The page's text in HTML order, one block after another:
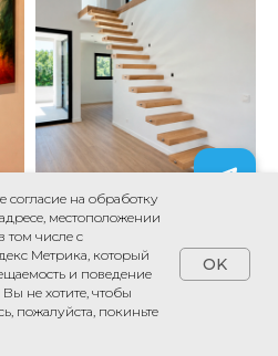
согласие на обработку
местоположении
том числе с
Метрика, который
и поведение
Вы не хотите, чтобы
пожалуйста, покиньте
OK